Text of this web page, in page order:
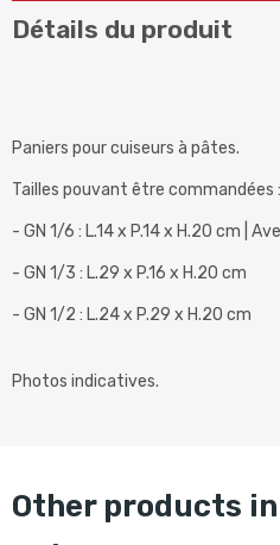
Détails du produit
Paniers pour cuiseurs à pâtes.
Tailles pouvant être commandées :
- GN 1/6 : L.14 x P.14 x H.20 cm |
- GN 1/3 : L.29 x P.16 x H.20 cm
- GN 1/2 : L.24 x P.29 x H.20 cm
Photos indicatives.
other products in the same